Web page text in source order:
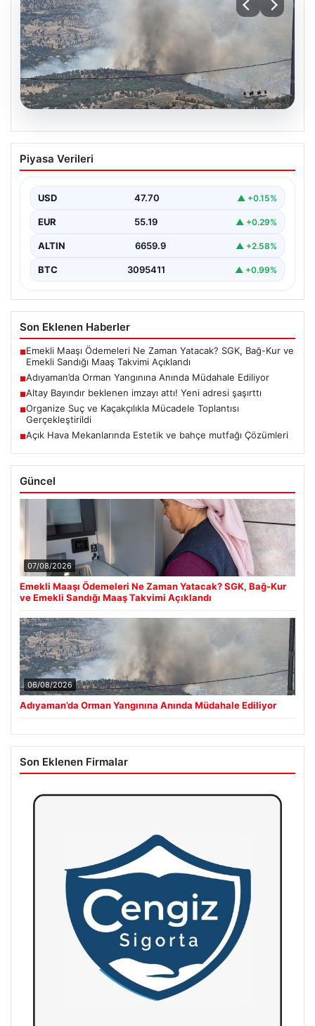
06.08.2026
Adıyaman’da Orman Yangınına Anında
Müdahale Ediliyor
Kütüklü köyleri arasındaki geniş ormanlık alan, aniden
çıkan…
Piyasa Verileri
USD 47.70 ▲ +0.15%
EUR 55.19 ▲ +0.29%
ALTIN 6659.9 ▲ +2.58%
BTC 3095411 ▲ +0.99%
Son Eklenen Haberler
■Emekli Maaşı Ödemeleri Ne Zaman Yatacak? SGK, Bağ-Kur ve
Emekli Sandığı Maaş Takvimi Açıklandı
■Adıyaman’da Orman Yangınına Anında Müdahale Ediliyor
■Altay Bayındır beklenen imzayı attı! Yeni adresi şaşırttı
■Organize Suç ve Kaçakçılıkla Mücadele Toplantısı
Gerçekleştirildi
■Açık Hava Mekanlarında Estetik ve bahçe mutfağı Çözümleri
Güncel
07/08/2026
Emekli Maaşı Ödemeleri Ne Zaman Yatacak? SGK, Bağ-Kur
ve Emekli Sandığı Maaş Takvimi Açıklandı
06/08/2026
Adıyaman’da Orman Yangınına Anında Müdahale Ediliyor
Son Eklenen Firmalar